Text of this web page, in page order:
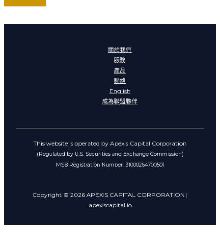
關於我們
服務
產品
聯絡
English
成為聯盟夥伴
This website is operated by Apexis Capital Corporation
(Regulated by U.S. Securities and Exchange Commission)
MSB Registration Number: 31000264700501
Copyright © 2026 APEXIS CAPITAL CORPORATION |
apexiscapital.io